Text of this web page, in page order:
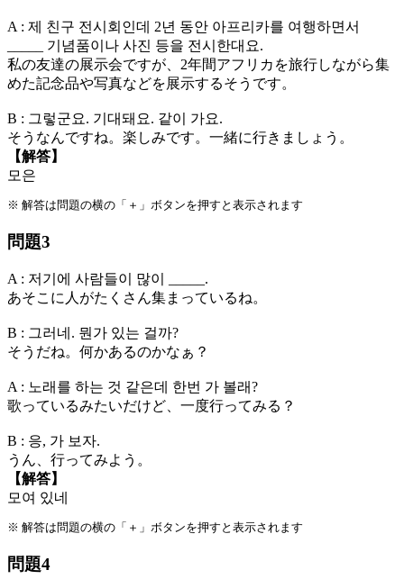
A : 제 친구 전시회인데 2년 동안 아프리카를 여행하면서
_____ 기념품이나 사진 등을 전시한대요.
私の友達の展示会ですが、2年間アフリカを旅行しながら集
めた記念品や写真などを展示するそうです。
B : 그렇군요. 기대돼요. 같이 가요.
そうなんですね。楽しみです。一緒に行きましょう。
【解答】
모은
※ 解答は問題の横の「＋」ボタンを押すと表示されます
問題3
A : 저기에 사람들이 많이 _____.
あそこに人がたくさん集まっているね。
B : 그러네. 뭔가 있는 걸까?
そうだね。何かあるのかなぁ？
A : 노래를 하는 것 같은데 한번 가 볼래?
歌っているみたいだけど、一度行ってみる？
B : 응, 가 보자.
うん、行ってみよう。
【解答】
모여 있네
※ 解答は問題の横の「＋」ボタンを押すと表示されます
問題4